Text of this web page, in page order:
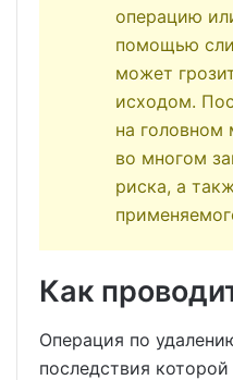
операцию
помощью
может
исходом.
на головном
во многом
риска, а
Как
Операция по
последствия